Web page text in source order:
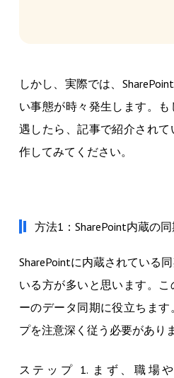
しかし、実際では、
い事態が時々発生します。
遇したら、記事で紹介され
作してみてください。
方法1：SharePoint内蔵の
SharePointに内蔵されている
いる方が多いと思います。
ーのデータ同期に役立ちま
プを注意深く従う必要があり
ステップ 1. まず、職場